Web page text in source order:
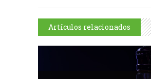
Artículos relacionados